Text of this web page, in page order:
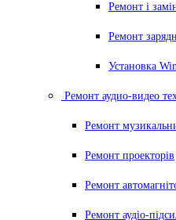
Ремонт і
Ремонт
Установка
Ремонт аудио-видео
Ремонт
Ремонт проекторів
Ремонт
Ремонт аудіо-